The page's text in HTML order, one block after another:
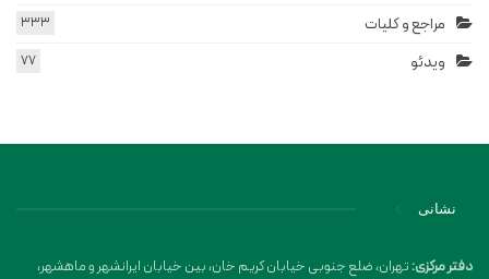
مراجع و کلیات 333
ویدئو 77
نشانی
دفتر مرکزی:تهران، ضلع جنوبی خیابان کریم خان، بین خیابان ایرانشهر و ماهشهر،